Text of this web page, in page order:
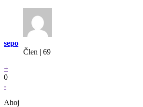
sepo
Člen | 69
+
0
-
Ahoj